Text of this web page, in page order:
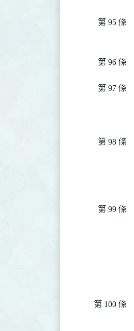
第 95 條
第 96 條
第 97 條
第 98 條
第 99 條
第 100 條